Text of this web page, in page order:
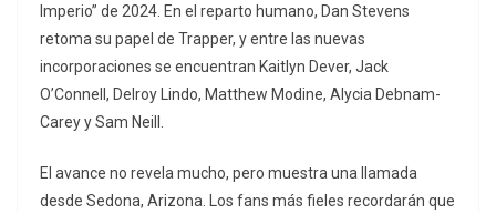
Imperio” de 2024. En el reparto humano, Dan Stevens
retoma su papel de Trapper, y entre las nuevas
incorporaciones se encuentran Kaitlyn Dever, Jack
O’Connell, Delroy Lindo, Matthew Modine, Alycia Debnam-
Carey y Sam Neill.
El avance no revela mucho, pero muestra una llamada
desde Sedona, Arizona. Los fans más fieles recordarán que